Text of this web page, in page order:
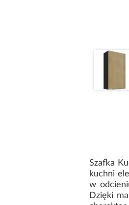
Szafka
kuchni
w
Dzięki